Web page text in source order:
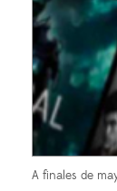
A finales de